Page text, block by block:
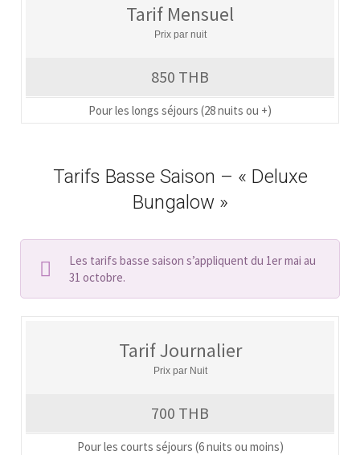
Tarif Mensuel
Prix par nuit
850 THB
Pour les longs séjours (28 nuits ou +)
Tarifs Basse Saison – « Deluxe
Bungalow »
Les tarifs basse saison s’appliquent du 1er mai au
31 octobre.
Tarif Journalier
Prix par Nuit
700 THB
Pour les courts séjours (6 nuits ou moins)